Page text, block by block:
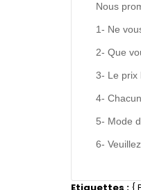
Nous
1- Ne
2- Que
3- Le prix
4-
5- Mode
6-